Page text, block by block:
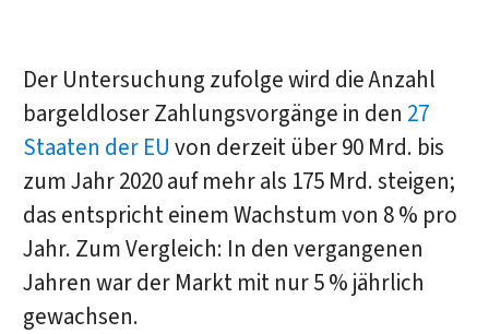
Der Untersuchung zufolge wird die Anzahl
bargeldloser Zahlungsvorgänge in den 27
Staaten der EU von derzeit über 90 Mrd. bis
zum Jahr 2020 auf mehr als 175 Mrd. steigen;
das entspricht einem Wachstum von 8 % pro
Jahr. Zum Vergleich: In den vergangenen
Jahren war der Markt mit nur 5 % jährlich
gewachsen.